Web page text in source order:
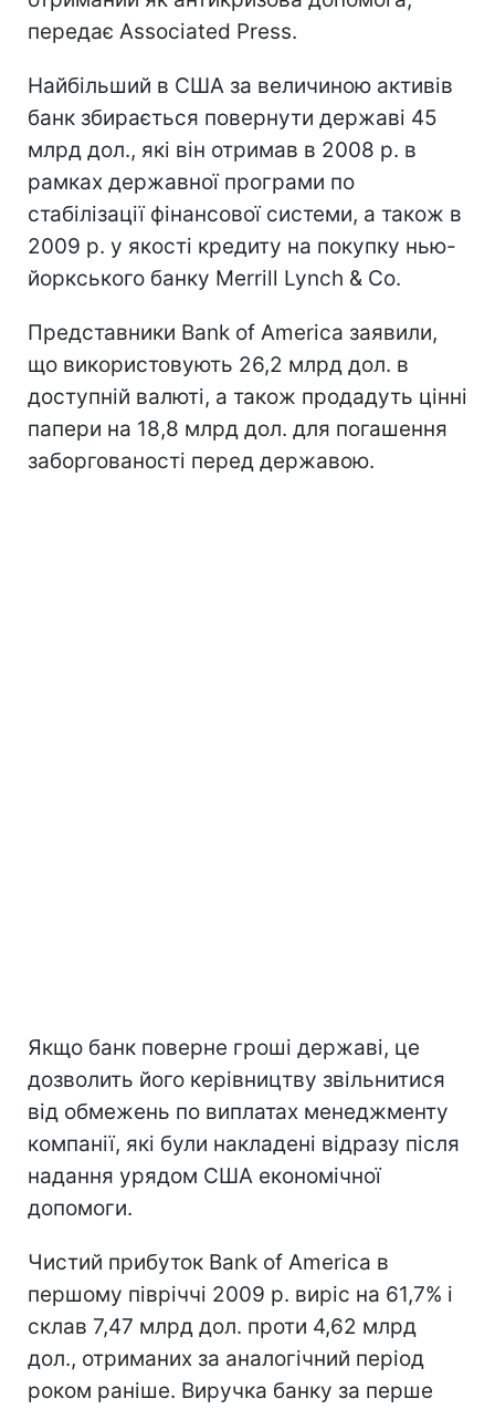
передає Associated Press.
Найбільший в США за величиною активів
банк збирається повернути державі 45
млрд дол., які він отримав в 2008 р. в
рамках державної програми по
стабілізації фінансової системи, а також в
2009 р. у якості кредиту на покупку нью-
йоркського банку Merrill Lynch & Co.
Представники Bank of America заявили,
що використовують 26,2 млрд дол. в
доступній валюті, а також продадуть цінні
папери на 18,8 млрд дол. для погашення
заборгованості перед державою.
Якщо банк поверне гроші державі, це
дозволить його керівництву звільнитися
від обмежень по виплатах менеджменту
компанії, які були накладені відразу після
надання урядом США економічної
допомоги.
Чистий прибуток Bank of America в
першому півріччі 2009 р. виріс на 61,7% і
склав 7,47 млрд дол. проти 4,62 млрд
дол., отриманих за аналогічний період
роком раніше. Виручка банку за перше